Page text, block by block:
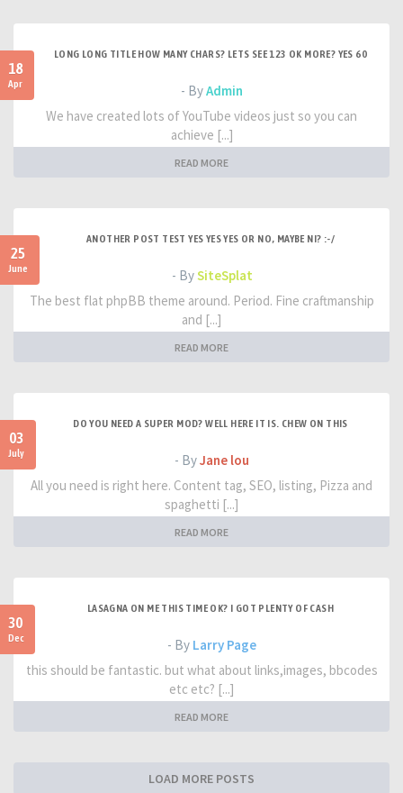
18
Apr
LONG LONG TITLE HOW MANY CHARS? LETS SEE 123 OK MORE? YES 60
- ByAdmin
We have created lots of YouTube videos just so you can
achieve [...]
READ MORE
25
June
ANOTHER POST TEST YES YES YES OR NO, MAYBE NI? :-/
- BySiteSplat
The best flat phpBB theme around. Period. Fine craftmanship
and [...]
READ MORE
03
July
DO YOU NEED A SUPER MOD? WELL HERE IT IS. CHEW ON THIS
- ByJane lou
All you need is right here. Content tag, SEO, listing, Pizza and
spaghetti [...]
READ MORE
30
Dec
LASAGNA ON ME THIS TIME OK? I GOT PLENTY OF CASH
- By Larry Page
this should be fantastic. but what about links,images, bbcodes
etc etc? [...]
READ MORE
LOAD MORE POSTS